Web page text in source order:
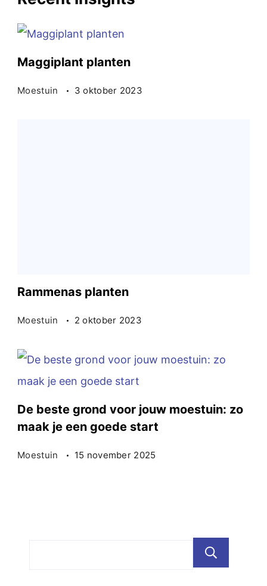
Maggiplant planten
Moestuin 3 oktober 2023
Rammenas planten
Moestuin 2 oktober 2023
De beste grond voor jouw moestuin: zo
maak je een goede start
Moestuin 15 november 2025